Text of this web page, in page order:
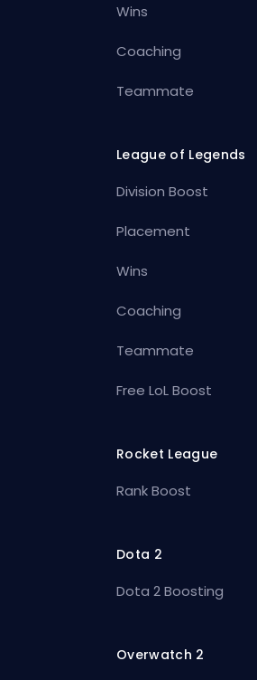
Wins
Coaching
Teammate
League of Legends
Division Boost
Placement
Wins
Coaching
Teammate
Free LoL Boost
Rocket League
Rank Boost
Dota 2
Dota 2 Boosting
Overwatch 2